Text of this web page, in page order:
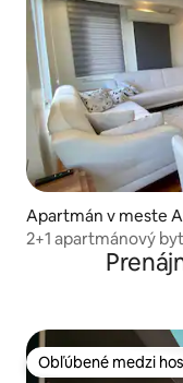
Apartmán v meste
2+1 apartmánový
Obľúbené medzi
Obľúbené medzi